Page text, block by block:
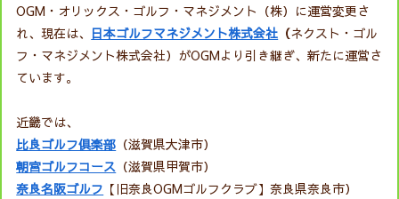
OGM・オリックス・ゴルフ・マネジメント（株）に運営変更さ
れ、現在は、 日本ゴルフマネジメント株式会社 （ネクスト・ゴル
フ・マネジメント株式会社）がOGMより引き継ぎ、新たに運営さ
ています。
近畿では、
比良ゴルフ倶楽部 （滋賀県大津市）
朝宮ゴルフコース （滋賀県甲賀市）
奈良名阪ゴルフ 【旧奈良OGMゴルフクラブ】奈良県奈良市）